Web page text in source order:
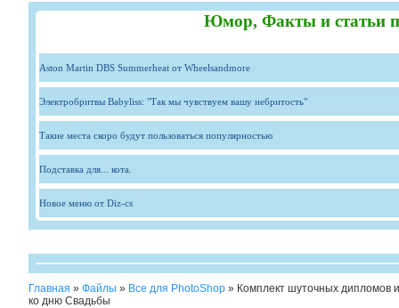
Юмор, Факты и статьи
Aston Martin DBS Summerheat от Wheelsandmore
Электробритвы Babyliss: "Так мы чувствуем вашу небритость"
Такие места скоро будут пользоваться популярностью
Подставка для... кота.
Новое меню от Diz-cs
Главная » Файлы » Все для PhotoShop » Комплект шуточных дипломов
ко дню Свадьбы